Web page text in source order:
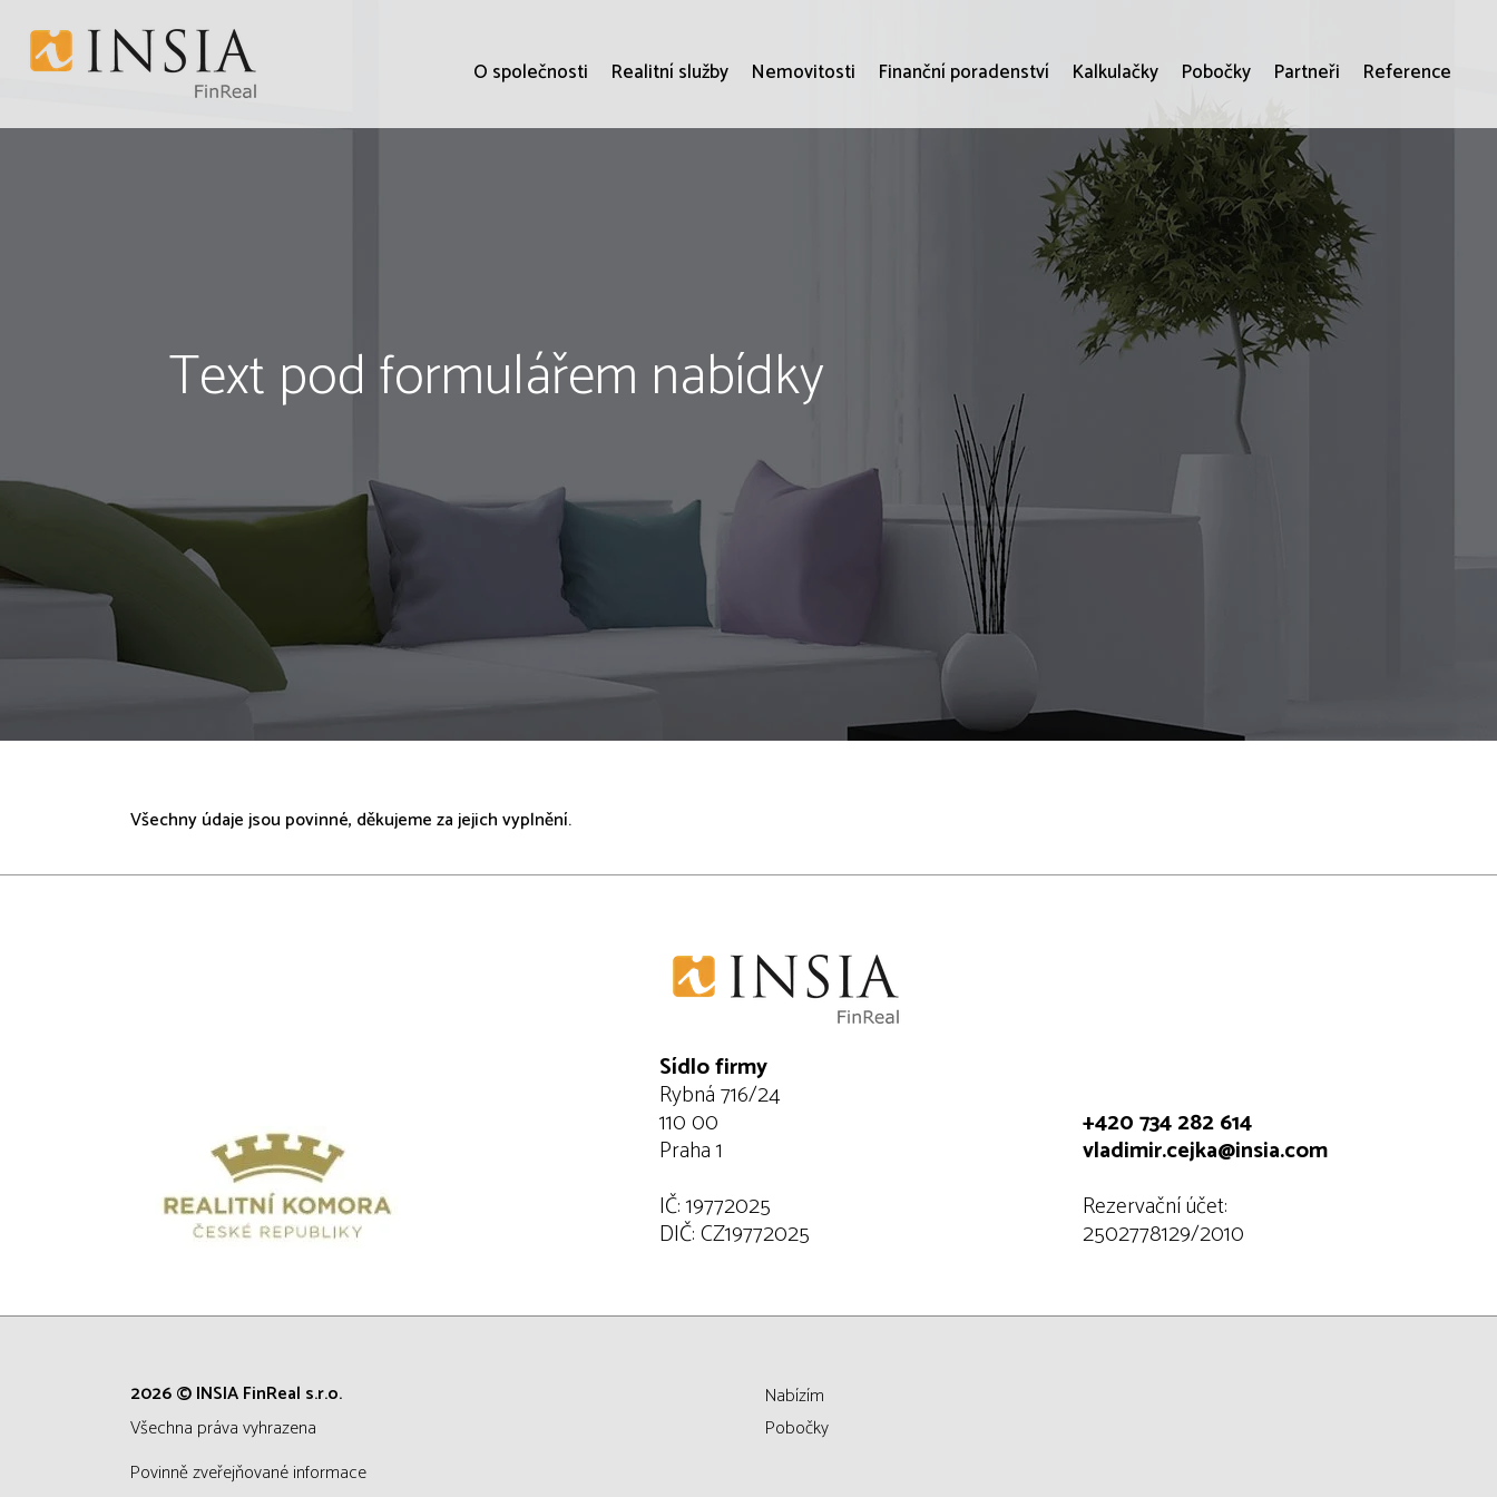
O společnosti Realitní služby Nemovitosti Finanční poradenství Kalkulačky Pobočky Partneři Reference
Text pod formulářem nabídky
Všechny údaje jsou povinné, děkujeme za jejich vyplnění.
Sídlo firmy
Rybná 716/24
110 00
Praha 1
IČ: 19772025
DIČ: CZ19772025
+420 734 282 614
vladimir.cejka@insia.com
Rezervační účet:
2502778129/2010
2026 © INSIA FinReal s.r.o.
všechna práva vyhrazena
Povinně zveřejňované informace
Nabízím
Pobočky